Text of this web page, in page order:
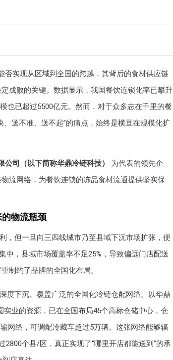
实现从区域到全国的跨越，其背后的食材供应链
成败的关键。数据显示，我国餐饮连锁化率已攀升
也已超过5500亿元。然而，对于众多志在千里的餐
送不准、送不起”的痛点，始终是横亘在规模化扩
司（以下简称华鼎冷链科技）
为代表的领先企
流网络，为餐饮连锁的冻品食材流通提供坚实保
的物流瓶颈
，但一旦向三四线城市乃至县域下沉市场扩张，便
中，县域市场覆盖率不足25%，导致偏远门店配送
制约了品牌的全国化布局。
度下沉、覆盖广泛的全国化冷链仓配网络。以华鼎
实业的资源，已在全国布局45个高标仓储中心，仓
网络，可调配冷藏车超过5万辆。这张网络能够辐
个县/区，真正实现了“哪里开店都能送到”的承